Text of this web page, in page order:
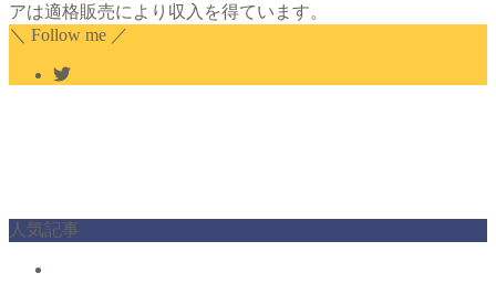
アは適格販売により収入を得ています。
＼ Follow me ／
人気記事